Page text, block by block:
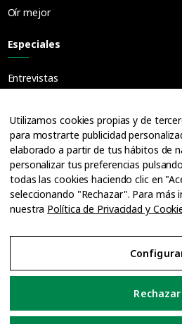
Oír mejor
Especiales
Entrevistas
Cuadernos
Ofertas de empleo
Utilizamos cookies propias y de
para mostrarte publicidad
elaborado a partir de tus hábitos de
personalizar tus preferencias
todas las cookies haciendo clic en
seleccionando "Rechazar". Para más
nuestra Política de Privacidad y
Rechazar
Aviso Legal
Política de